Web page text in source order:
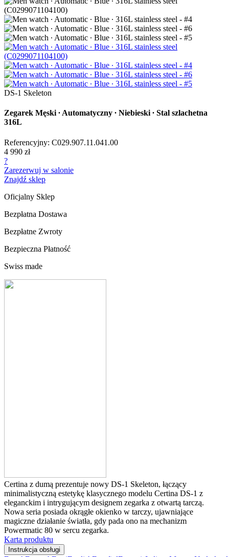
DS-1 Skeleton
Zegarek Męski ∙ Automatyczny ∙ Niebieski ∙ Stal szlachetna
316L
Referencyjny: C029.907.11.041.00
4 990 zł
?
Zarezerwuj w salonie
Znajdź sklep
Oficjalny Sklep
Bezpłatna Dostawa
Bezpłatne Zwroty
Bezpieczna Płatność
Swiss made
Certina z dumą prezentuje nowy DS-1 Skeleton, łączący
minimalistyczną estetykę klasycznego modelu Certina DS-1 z
eleganckim i intrygującym designem zegarka z otwartą tarczą.
Nowa seria posiada okrągłe okienko w tarczy, ujawniające
magiczne działanie światła, gdy pada ono na mechanizm
Powermatic 80 w sercu zegarka.
Karta produktu
Instrukcja obsługi